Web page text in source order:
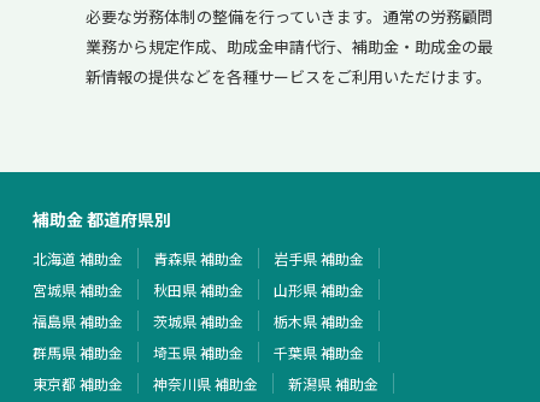
必要な労務体制の整備を行っていきます。通常の労務顧問
業務から規定作成、助成金申請代行、補助金・助成金の最
新情報の提供などを各種サービスをご利用いただけます。
補助金 都道府県別
北海道 補助金 青森県 補助金
岩手県 補助金
宮城県 補助金
秋田県 補助金
山形県 補助金
福島県 補助金
茨城県 補助金
栃木県 補助金
群馬県 補助金
埼玉県 補助金
千葉県 補助金
東京都 補助金
神奈川県 補助金
新潟県 補助金